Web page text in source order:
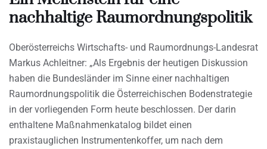
nachhaltige Raumordnungspolitik
Oberösterreichs Wirtschafts- und Raumordnungs-Landesrat
Markus Achleitner: „Als Ergebnis der heutigen Diskussion
haben die Bundesländer im Sinne einer nachhaltigen
Raumordnungspolitik die Österreichischen Bodenstrategie
in der vorliegenden Form heute beschlossen. Der darin
enthaltene Maßnahmenkatalog bildet einen
praxistauglichen Instrumentenkoffer, um nach dem